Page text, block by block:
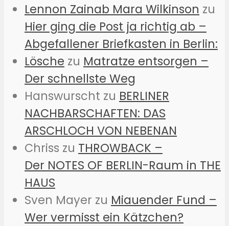
Lennon Zainab Mara Wilkinson zu
Hier ging die Post ja richtig ab –
Abgefallener Briefkasten in Berlin:
Lösche zu Matratze entsorgen –
Der schnellste Weg
Hanswurscht zu BERLINER
NACHBARSCHAFTEN: DAS
ARSCHLOCH VON NEBENAN
Chriss zu THROWBACK –
Der NOTES OF BERLIN-Raum in THE
HAUS
Sven Mayer zu Miauender Fund –
Wer vermisst ein Kätzchen?